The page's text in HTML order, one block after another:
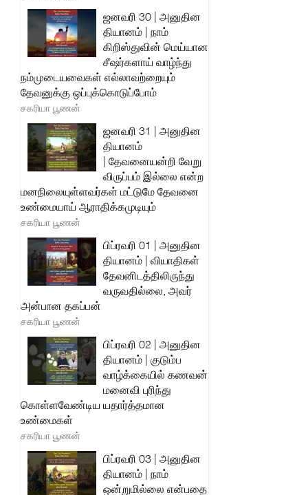
ஜனவரி 30 | அனுதின
தியானம் | நாம்
கிறிஸ்துவின் மெய்யான
சீஷர்களாய் வாழ்ந்து
நம்முடையவைகள் எல்லாவற்றையும்
தேவனுக்கு ஒப்புக்கொடுப்போம்
சகரியா பூணன்
ஜனவரி 31 | அனுதின
தியானம்
| தேவனையன்றி வேறு
விருப்பம் இல்லை என்ற
மனநிலையுள்ளவர்கள் மட்டுமே தேவனை
உண்மையாய் ஆராதிக்கமுடியும்
சகரியா பூணன்
பிப்ரவரி 01 | அனுதின
தியானம் | வியாதிகள்
தேவனிடத்திலிருந்து
வருவதில்லை, அவர்
அன்பான தகப்பன்
சகரியா பூணன்
பிப்ரவரி 02 | அனுதின
தியானம் | குடும்ப
வாழ்க்கையில் கணவன்
மனைவி புரிந்து
கொள்ளவேண்டிய யதார்த்தமான
உண்மைகள்
சகரியா பூணன்
பிப்ரவரி 03 | அனுதின
தியானம் | நாம்
ஒன்றுமில்லை என்பதை